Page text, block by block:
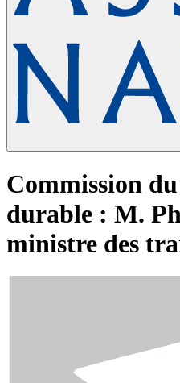
Commission
durable : M.
ministre des